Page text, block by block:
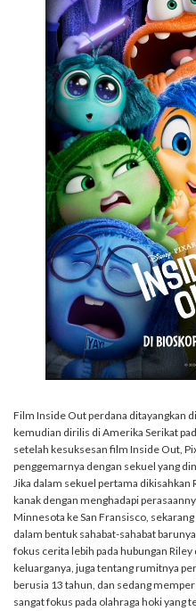
Film Inside Out perdana ditayangkan
kemudian dirilis di Amerika Serikat
setelah kesuksesan film Inside Out,
penggemarnya dengan sekuel yang
Jika dalam sekuel pertama dikisahkan
kanak dengan menghadapi
Minnesota ke San Fransisco,
dalam bentuk sahabat-sahabat
fokus cerita lebih pada hubungan
keluarganya, juga tentang rumitnya
berusia 13 tahun, dan sedang
sangat fokus pada olahraga hoki yang